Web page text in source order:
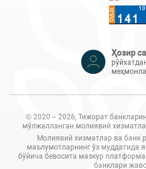
Ҳозир
© 2020 – 2026, Тижорат
мўлжалланган молиявий
Молиявий хизматлар ва банк
маълумотларнинг ўз муддатида
бўйича бевосита мазкур
банклари